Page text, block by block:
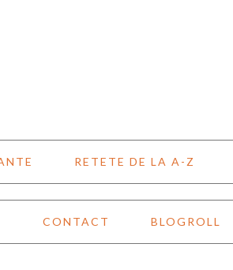
RETETE DE LA A-Z
CONTACT BLOGROLL